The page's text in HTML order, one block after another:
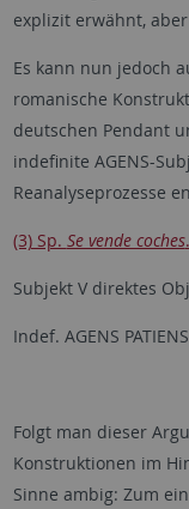
explizit erwähnt,
Es kann nun jedoch
romanische
deutschen Pendant
indefinite AGENS-
Reanalyseprozesse
(3) Sp. Se vende coches.
Subjekt V direktes
Indef. AGENS PATIENS
Folgt man dieser
Konstruktionen im
Sinne ambig: Zum